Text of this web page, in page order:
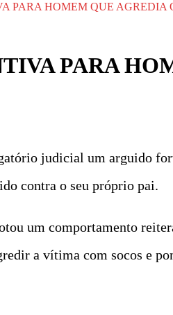
PARA HOMEM QUE AGREDIA
PARA
judicial um arguido
contra o seu próprio pai.
um comportamento
a vítima com socos e